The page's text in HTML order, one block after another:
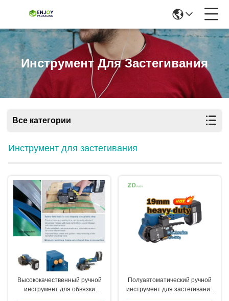
Инструмент Для Застегивания
Все категории
Инструмент для застегивания
Высококачественный ручной
инструмент для обвязки
Полуавтоматический ручной
инструмент для застегивания